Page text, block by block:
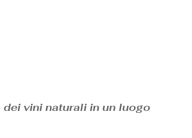
vini naturali in un luogo